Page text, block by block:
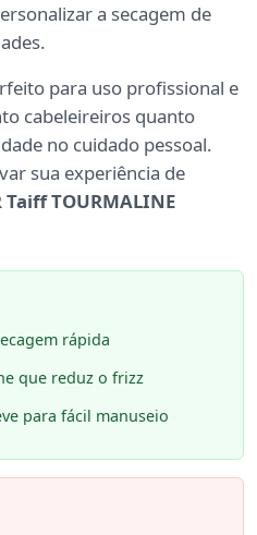
a secagem de
para uso profissional e
cabeleireiros quanto
no cuidado pessoal.
sua experiência de
Taiff TOURMALINE
rápida
que reduz o frizz
para fácil manuseio